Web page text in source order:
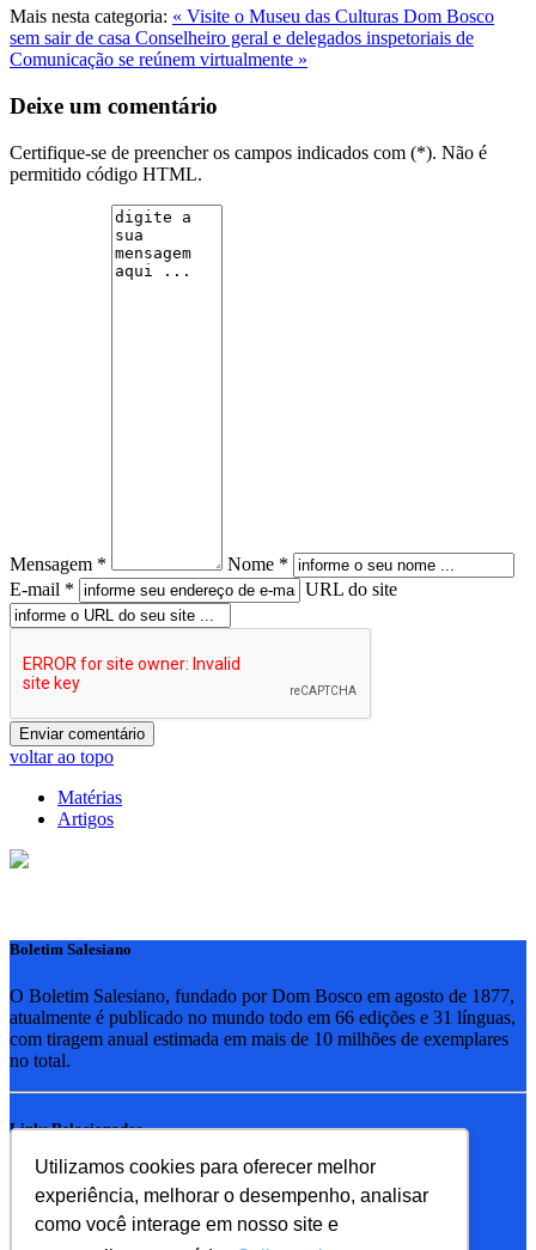
Utilizamos cookies para oferecer melhor
experiência, melhorar o desempenho, analisar
como você interage em nosso site e
Mais nesta categoria: « Visite o Museu das Culturas Dom Bosco
sem sair de casa Conselheiro geral e delegados inspetoriais de
Comunicação se reúnem virtualmente »
Deixe um comentário
Certifique-se de preencher os campos indicados com (*). Não é
permitido código HTML.
Mensagem *
Nome *
E-mail *
URL do site
voltar ao topo
Matérias
Artigos
Boletim Salesiano
O Boletim Salesiano, fundado por Dom Bosco em agosto de 1877,
atualmente é publicado no mundo todo em 66 edições e 31 línguas,
com tiragem anual estimada em mais de 10 milhões de exemplares
no total.
Links Relacionados
RSB - Rede Salesiana Brasil
EDEBE - Editora
UPV - União pela Vida